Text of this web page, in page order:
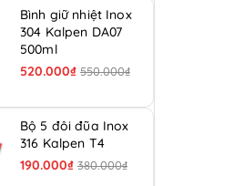
Bình giữ nhiệt Inox
304 Kalpen DA07
500ml
520.000₫ 550.000₫
Bộ 5 đôi đũa Inox
316 Kalpen T4
190.000₫ 380.000₫